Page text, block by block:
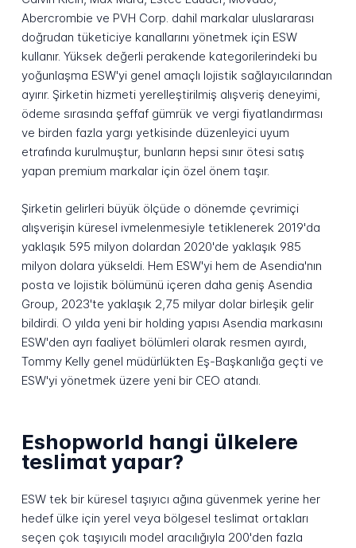
Abercrombie ve PVH Corp. dahil markalar uluslararası
doğrudan tüketiciye kanallarını yönetmek için ESW
kullanır. Yüksek değerli perakende kategorilerindeki bu
yoğunlaşma ESW'yi genel amaçlı lojistik sağlayıcılarından
ayırır. Şirketin hizmeti yerelleştirilmiş alışveriş deneyimi,
ödeme sırasında şeffaf gümrük ve vergi fiyatlandırması
ve birden fazla yargı yetkisinde düzenleyici uyum
etrafında kurulmuştur, bunların hepsi sınır ötesi satış
yapan premium markalar için özel önem taşır.
Şirketin gelirleri büyük ölçüde o dönemde çevrimiçi
alışverişin küresel ivmelenmesiyle tetiklenerek 2019'da
yaklaşık 595 milyon dolardan 2020'de yaklaşık 985
milyon dolara yükseldi. Hem ESW'yi hem de Asendia'nın
posta ve lojistik bölümünü içeren daha geniş Asendia
Group, 2023'te yaklaşık 2,75 milyar dolar birleşik gelir
bildirdi. O yılda yeni bir holding yapısı Asendia markasını
ESW'den ayrı faaliyet bölümleri olarak resmen ayırdı,
Tommy Kelly genel müdürlükten Eş-Başkanlığa geçti ve
ESW'yi yönetmek üzere yeni bir CEO atandı.
Eshopworld hangi ülkelere
teslimat yapar?
ESW tek bir küresel taşıyıcı ağına güvenmek yerine her
hedef ülke için yerel veya bölgesel teslimat ortakları
seçen çok taşıyıcılı model aracılığıyla 200'den fazla